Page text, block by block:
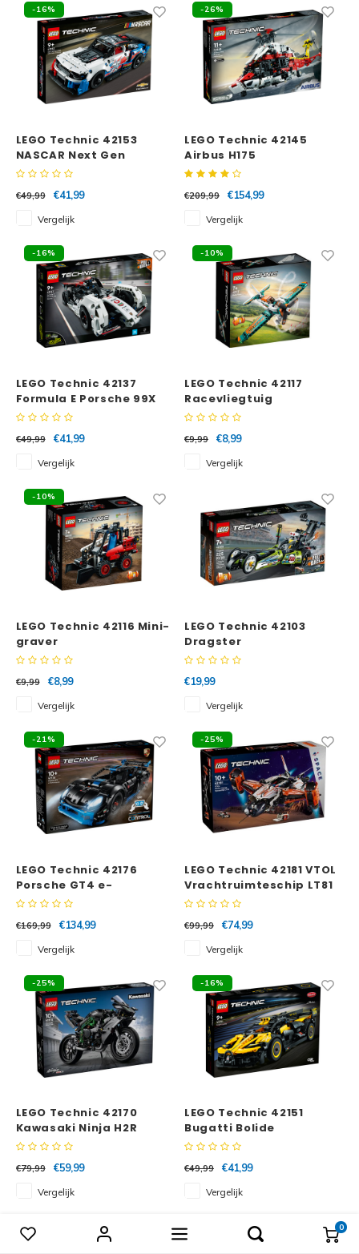
0
-16%
LEGO Technic 42153
NASCAR Next Gen
Chevrolet Camaro ZL1
€49,99
€41,99
Vergelijk
-26%
LEGO Technic 42145
Airbus H175
Reddingshelikopter
€209,99
€154,99
Vergelijk
-16%
LEGO Technic 42137
Formula E Porsche 99X
Electric
€49,99
€41,99
Vergelijk
-10%
LEGO Technic 42117
Racevliegtuig
€9,99
€8,99
Vergelijk
-10%
LEGO Technic 42116 Mini-
graver
€9,99
€8,99
Vergelijk
LEGO Technic 42103
Dragster
€19,99
Vergelijk
-21%
LEGO Technic 42176
Porsche GT4 e-
Performance racewagen
€169,99
€134,99
Vergelijk
-25%
LEGO Technic 42181 VTOL
Vrachtruimteschip LT81
€99,99
€74,99
Vergelijk
-25%
LEGO Technic 42170
Kawasaki Ninja H2R
motor
€79,99
€59,99
Vergelijk
-16%
LEGO Technic 42151
Bugatti Bolide
€49,99
€41,99
Vergelijk
Vergelijk producten 0